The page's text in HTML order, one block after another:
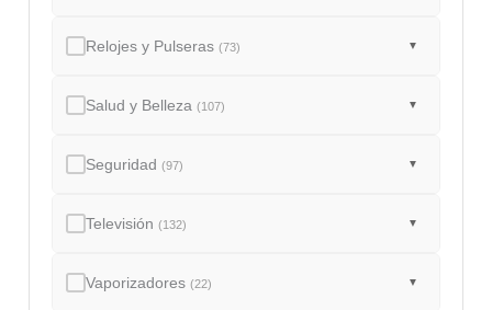
Relojes y Pulseras(73) ▼
Salud y Belleza(107) ▼
Seguridad(97) ▼
Televisión(132) ▼
Vaporizadores(22) ▼